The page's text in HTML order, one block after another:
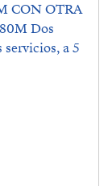
CON OTRA
Dos
a 5